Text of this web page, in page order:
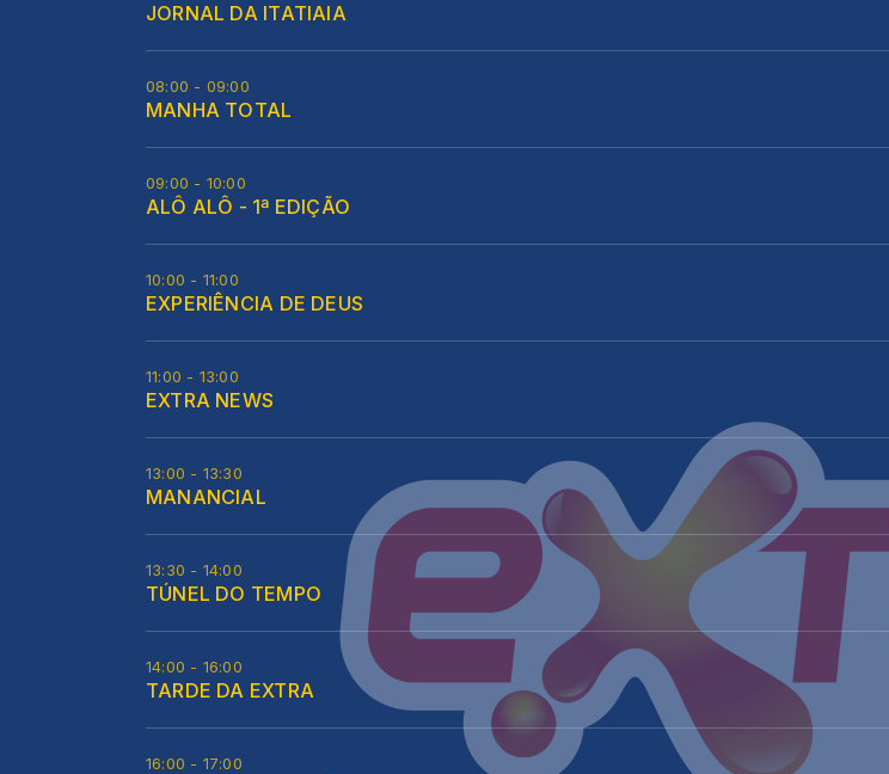
JORNAL DA ITATIAIA
08:00 - 09:00
MANHA TOTAL
09:00 - 10:00
ALÔ ALÔ - 1ª EDIÇÃO
10:00 - 11:00
EXPERIÊNCIA DE DEUS
11:00 - 13:00
EXTRA NEWS
13:00 - 13:30
MANANCIAL
13:30 - 14:00
TÚNEL DO TEMPO
14:00 - 16:00
TARDE DA EXTRA
16:00 - 17:00